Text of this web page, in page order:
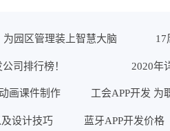
园区管理装上智慧大脑 17
司排行榜！ 2020年
画课件制作 工会APP开发 为
设计技巧 蓝牙APP开发价格